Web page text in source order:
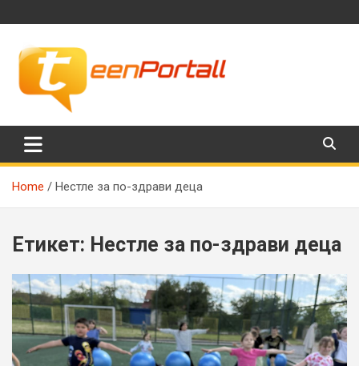
to
TeenPortall
Home Нестле за по-здрави деца
Етикет: Нестле за по-здрави деца